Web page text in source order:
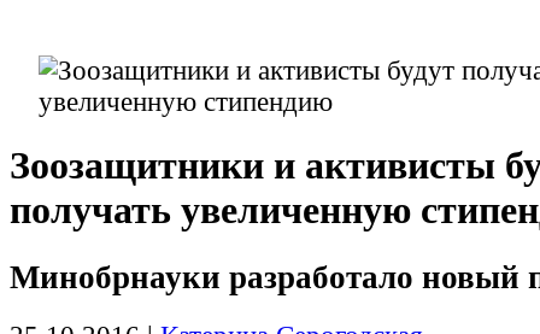
Зоозащитники и активисты
получать увеличенную
Минобрнауки разработало новый